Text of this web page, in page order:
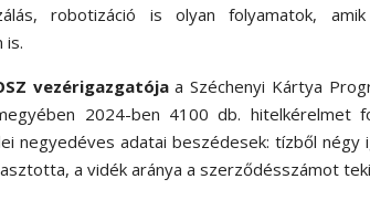
robotizáció is olyan folyamatok,
is.
vezérigazgatójaa Széchenyi Kártya
2024-ben 4100 db. hitelkérelmet
negyedéves adatai beszédesek: tízből
a vidék aránya a szerződésszámot